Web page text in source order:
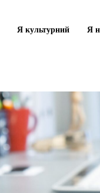
Я культурний Я